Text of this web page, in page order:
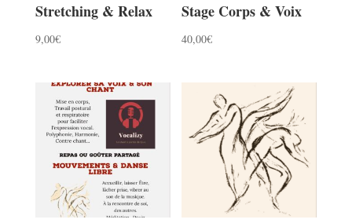
Stretching & Relax
9,00€
Stage Corps & Voix
40,00€